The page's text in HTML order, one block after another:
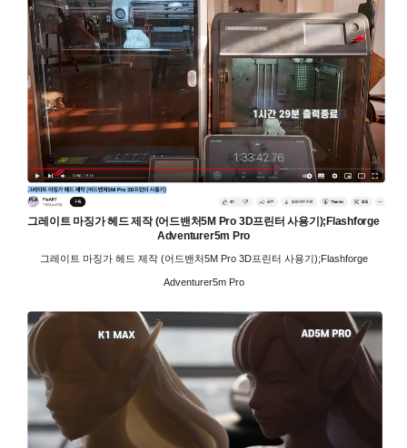
그레이트 마징가 헤드 제작 (어드밴처5M Pro 3D프린터 사용기);Flashforge
Adventurer5m Pro
그레이트 마징가 헤드 제작 (어드밴처5M Pro 3D프린터 사용기);Flashforge
Adventurer5m Pro